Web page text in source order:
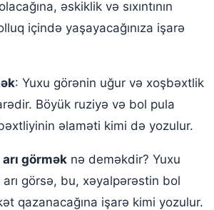
əskiklik və sıxıntının
içində yaşayacağınıza işarə
: Yuxu görənin uğur və xoşbəxtlik
Böyük ruziyə və bol pula
əlaməti kimi də yozulur.
görmək nə deməkdir? Yuxu
görsə, bu, xəyalpərəstin bol
qazanacağına işarə kimi yozulur.